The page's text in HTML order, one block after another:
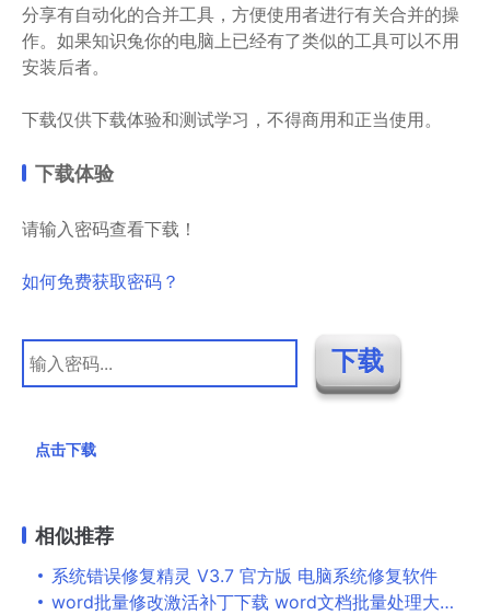
分享有自动化的合并工具，方便使用者进行有关合并的操
作。如果知识兔你的电脑上已经有了类似的工具可以不用
安装后者。
下载仅供下载体验和测试学习，不得商用和正当使用。
下载体验
请输入密码查看下载！
如何免费获取密码？
点击下载
相似推荐
系统错误修复精灵 V3.7 官方版 电脑系统修复软件
word批量修改激活补丁下载 word文档批量处理大师注册激活文件 附激活教程